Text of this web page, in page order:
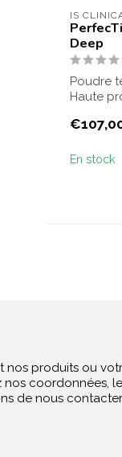
IS
Deep
Poudre
Haute
En stock
nos produits ou
coordonnées,
de nous